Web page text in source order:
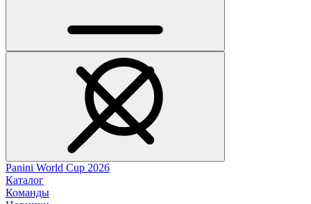
Panini World Cup 2026
Каталог
Команды